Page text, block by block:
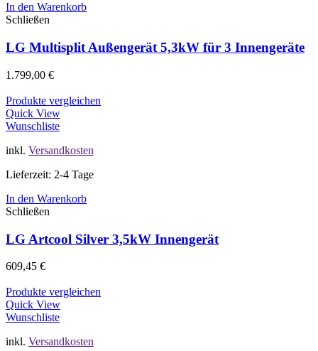
In den Warenkorb
Schließen
LG Multisplit Außengerät 5,3kW für 3 Innengeräte
1.799,00 €
Produkte vergleichen
Quick View
Wunschliste
inkl. Versandkosten
Lieferzeit: 2-4 Tage
In den Warenkorb
Schließen
LG Artcool Silver 3,5kW Innengerät
609,45 €
Produkte vergleichen
Quick View
Wunschliste
inkl. Versandkosten